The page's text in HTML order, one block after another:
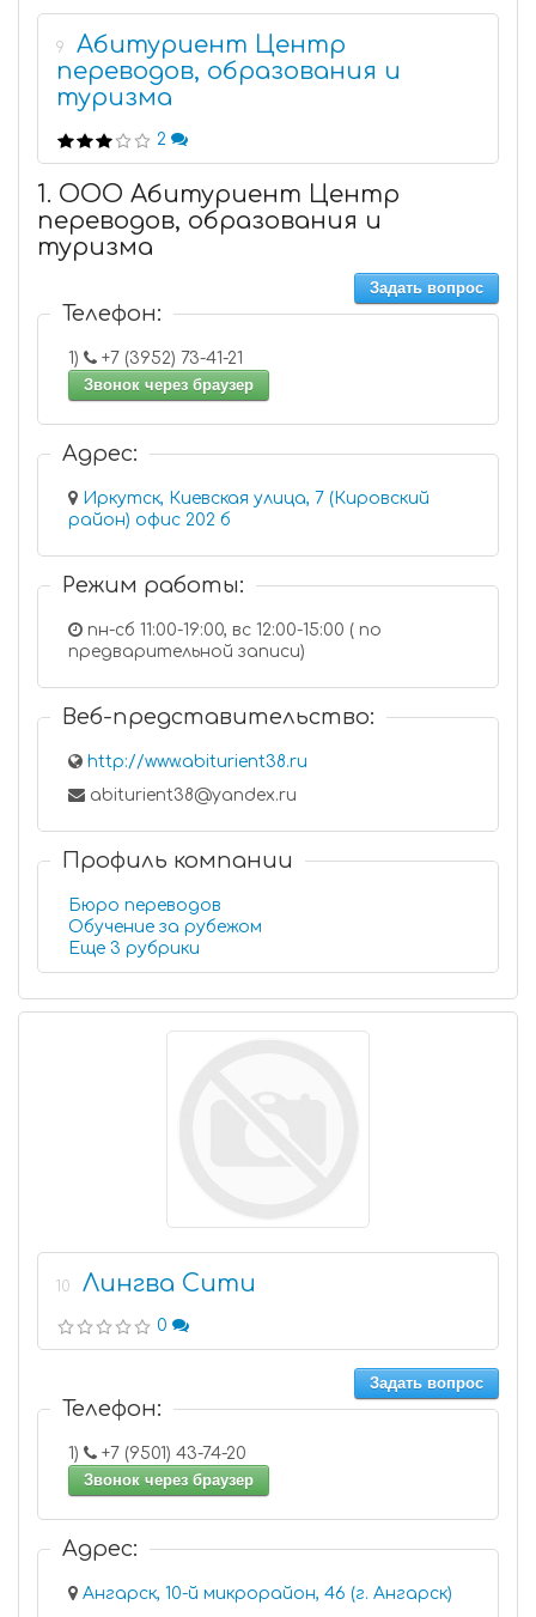
9
Абитуриент Центр
переводов, образования и
туризма
2
1. ООО Абитуриент Центр
переводов, образования и
туризма
Задать вопрос
Телефон:
1)
+7 (3952) 73-41-21
Звонок через браузер
Адрес:
Иркутск, Киевская улица, 7 (Кировский
район) офис 202 б
Режим работы:
пн-сб 11:00-19:00, вс 12:00-15:00 ( по
предварительной записи)
Веб-представительство:
http://www.abiturient38.ru
abiturient38@yandex.ru
Профиль компании
Бюро переводов
Обучение за рубежом
Еще 3 рубрики
10 Лингва Сити
0
Задать вопрос
Телефон:
1)
+7 (9501) 43-74-20
Звонок через браузер
Адрес:
Ангарск, 10-й микрорайон, 46 (г. Ангарск)